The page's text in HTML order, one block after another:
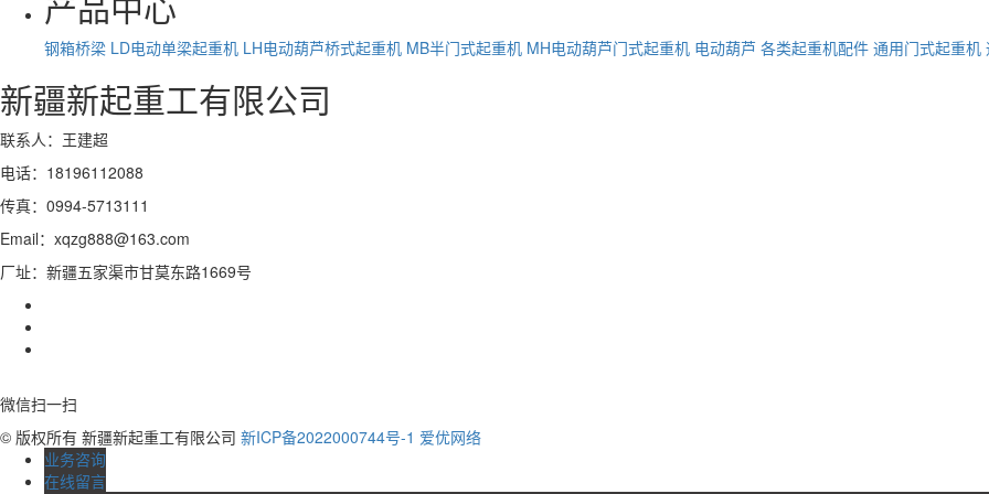
钢箱桥梁 LD电动单梁起重机 LH电动葫芦桥式起重机 MB半门式起重机 MH电动葫芦门式起重机 电动葫芦 各类起重机配件 通用门式起重机
新疆新起重工有限公司
联系人：王建超
电话：18196112088
传真：0994-5713111
Email：xqzg888@163.com
厂址：新疆五家渠市甘莫东路1669号
微信扫一扫
© 版权所有 新疆新起重工有限公司 新ICP备2022000744号-1 爱优网络
业务咨询
在线留言